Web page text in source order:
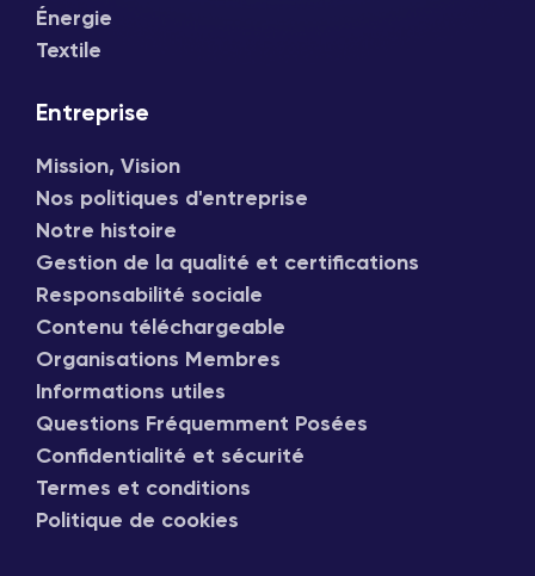
Énergie
Textile
Entreprise
Mission, Vision
Nos politiques d'entreprise
Notre histoire
Gestion de la qualité et certifications
Responsabilité sociale
Contenu téléchargeable
Organisations Membres
Informations utiles
Questions Fréquemment Posées
Confidentialité et sécurité
Termes et conditions
Politique de cookies